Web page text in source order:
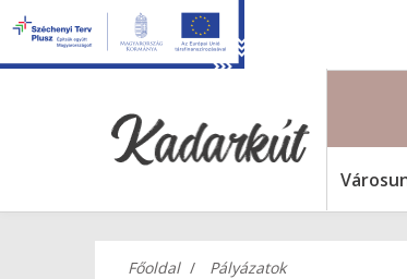
Főoldal Pályázatok